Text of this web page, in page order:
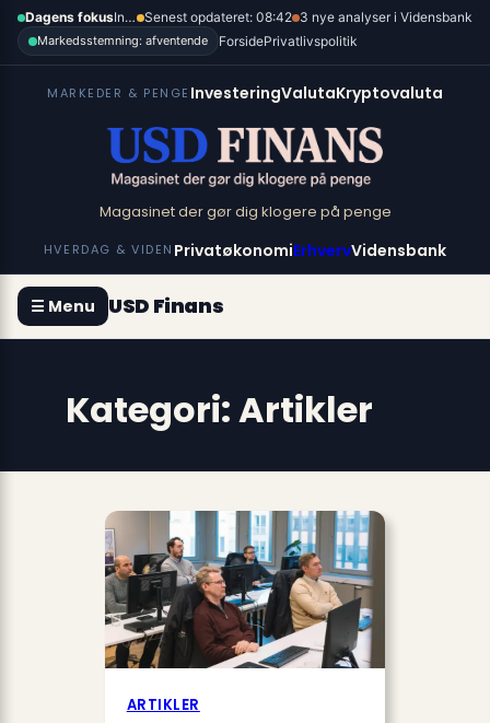
Spring
indhold
Dagens fokus Inflation, renter og dollar Senest opdateret: 08:42 3 nye analyser i Vidensbank
Markedsstemning: afventende ForsidePrivatlivspolitik
MARKEDER & PENGE InvesteringValutaKryptovaluta
Magasinet der gør dig klogere på penge
HVERDAG & VIDEN PrivatøkonomiErhvervVidensbank
☰ Menu USD Finans
Kategori:Artikler
ARTIKLER